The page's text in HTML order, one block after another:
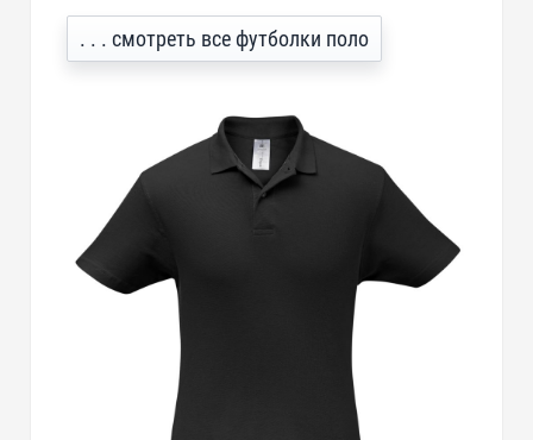
. . . смотреть все футболки поло